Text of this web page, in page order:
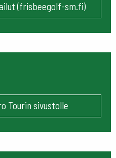
(frisbeegolf-sm.fi)
Tourin sivustolle